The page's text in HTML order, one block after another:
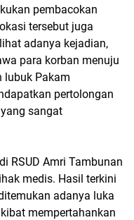
pembacokan
tersebut juga
adanya kejadian,
para korban menuju
lubuk Pakam
pertolongan
sangat
RSUD Amri Tambunan
medis. Hasil terkini
adanya luka
mempertahankan